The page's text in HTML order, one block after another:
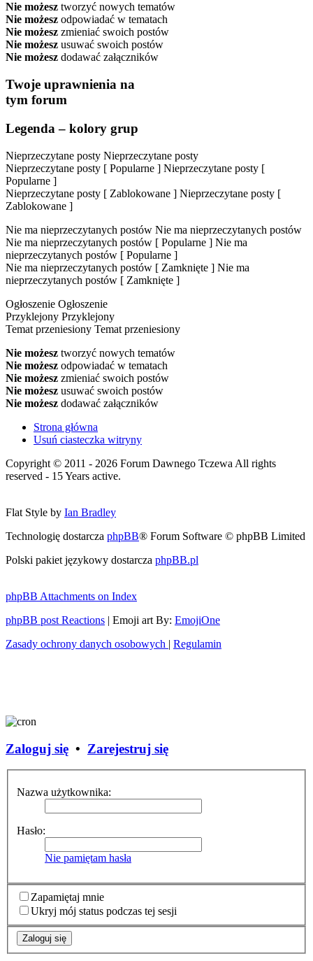
Nie możesz tworzyć nowych tematów
Nie możesz odpowiadać w tematach
Nie możesz zmieniać swoich postów
Nie możesz usuwać swoich postów
Nie możesz dodawać załączników
Twoje uprawnienia na
tym forum
Legenda – kolory grup
Nieprzeczytane posty Nieprzeczytane posty
Nieprzeczytane posty [ Popularne ] Nieprzeczytane posty [
Popularne ]
Nieprzeczytane posty [ Zablokowane ] Nieprzeczytane posty [
Zablokowane ]
Nie ma nieprzeczytanych postów Nie ma nieprzeczytanych postów
Nie ma nieprzeczytanych postów [ Popularne ] Nie ma
nieprzeczytanych postów [ Popularne ]
Nie ma nieprzeczytanych postów [ Zamknięte ] Nie ma
nieprzeczytanych postów [ Zamknięte ]
Ogłoszenie Ogłoszenie
Przyklejony Przyklejony
Temat przeniesiony Temat przeniesiony
Nie możesz tworzyć nowych tematów
Nie możesz odpowiadać w tematach
Nie możesz zmieniać swoich postów
Nie możesz usuwać swoich postów
Nie możesz dodawać załączników
Strona główna
Usuń ciasteczka witryny
Copyright © 2011 - 2026 Forum Dawnego Tczewa All rights
reserved - 15 Years active.
Flat Style by Ian Bradley
Technologię dostarcza phpBB® Forum Software © phpBB Limited
Polski pakiet językowy dostarcza phpBB.pl
phpBB Attachments on Index
phpBB post Reactions | Emoji art By: EmojiOne
Zasady ochrony danych osobowych | Regulamin
Zaloguj się • Zarejestruj się
Nazwa użytkownika:
Hasło:
Nie pamiętam hasła
Zapamiętaj mnie
Ukryj mój status podczas tej sesji